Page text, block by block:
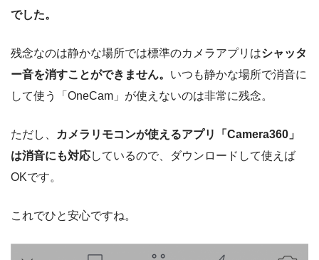
でした。
残念なのは静かな場所では標準のカメラアプリはシャッタ
ー音を消すことができません。 いつも静かな場所で消音に
して使う「OneCam」が使えないのは非常に残念。
ただし、
カメラリモコンが使えるアプリ「Camera360」
は消音にも対応しているので、ダウンロードして使えば
OKです。
これでひと安心ですね。